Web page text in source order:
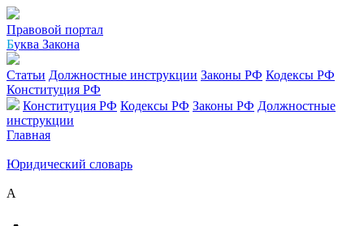
Правовой портал
Буква Закона
Статьи Должностные инструкции Законы РФ Кодексы РФ
Конституция РФ
Конституция РФ Кодексы РФ Законы РФ Должностные
инструкции
Главная
Юридический словарь
А